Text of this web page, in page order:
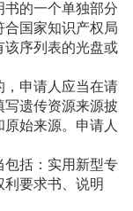
书的一个单独部分
国家知识产权局
该序列表的光盘或
，申请人应当在请
遗传资源来源披
始来源。申请人
包括：实用新型专
要求书、说明